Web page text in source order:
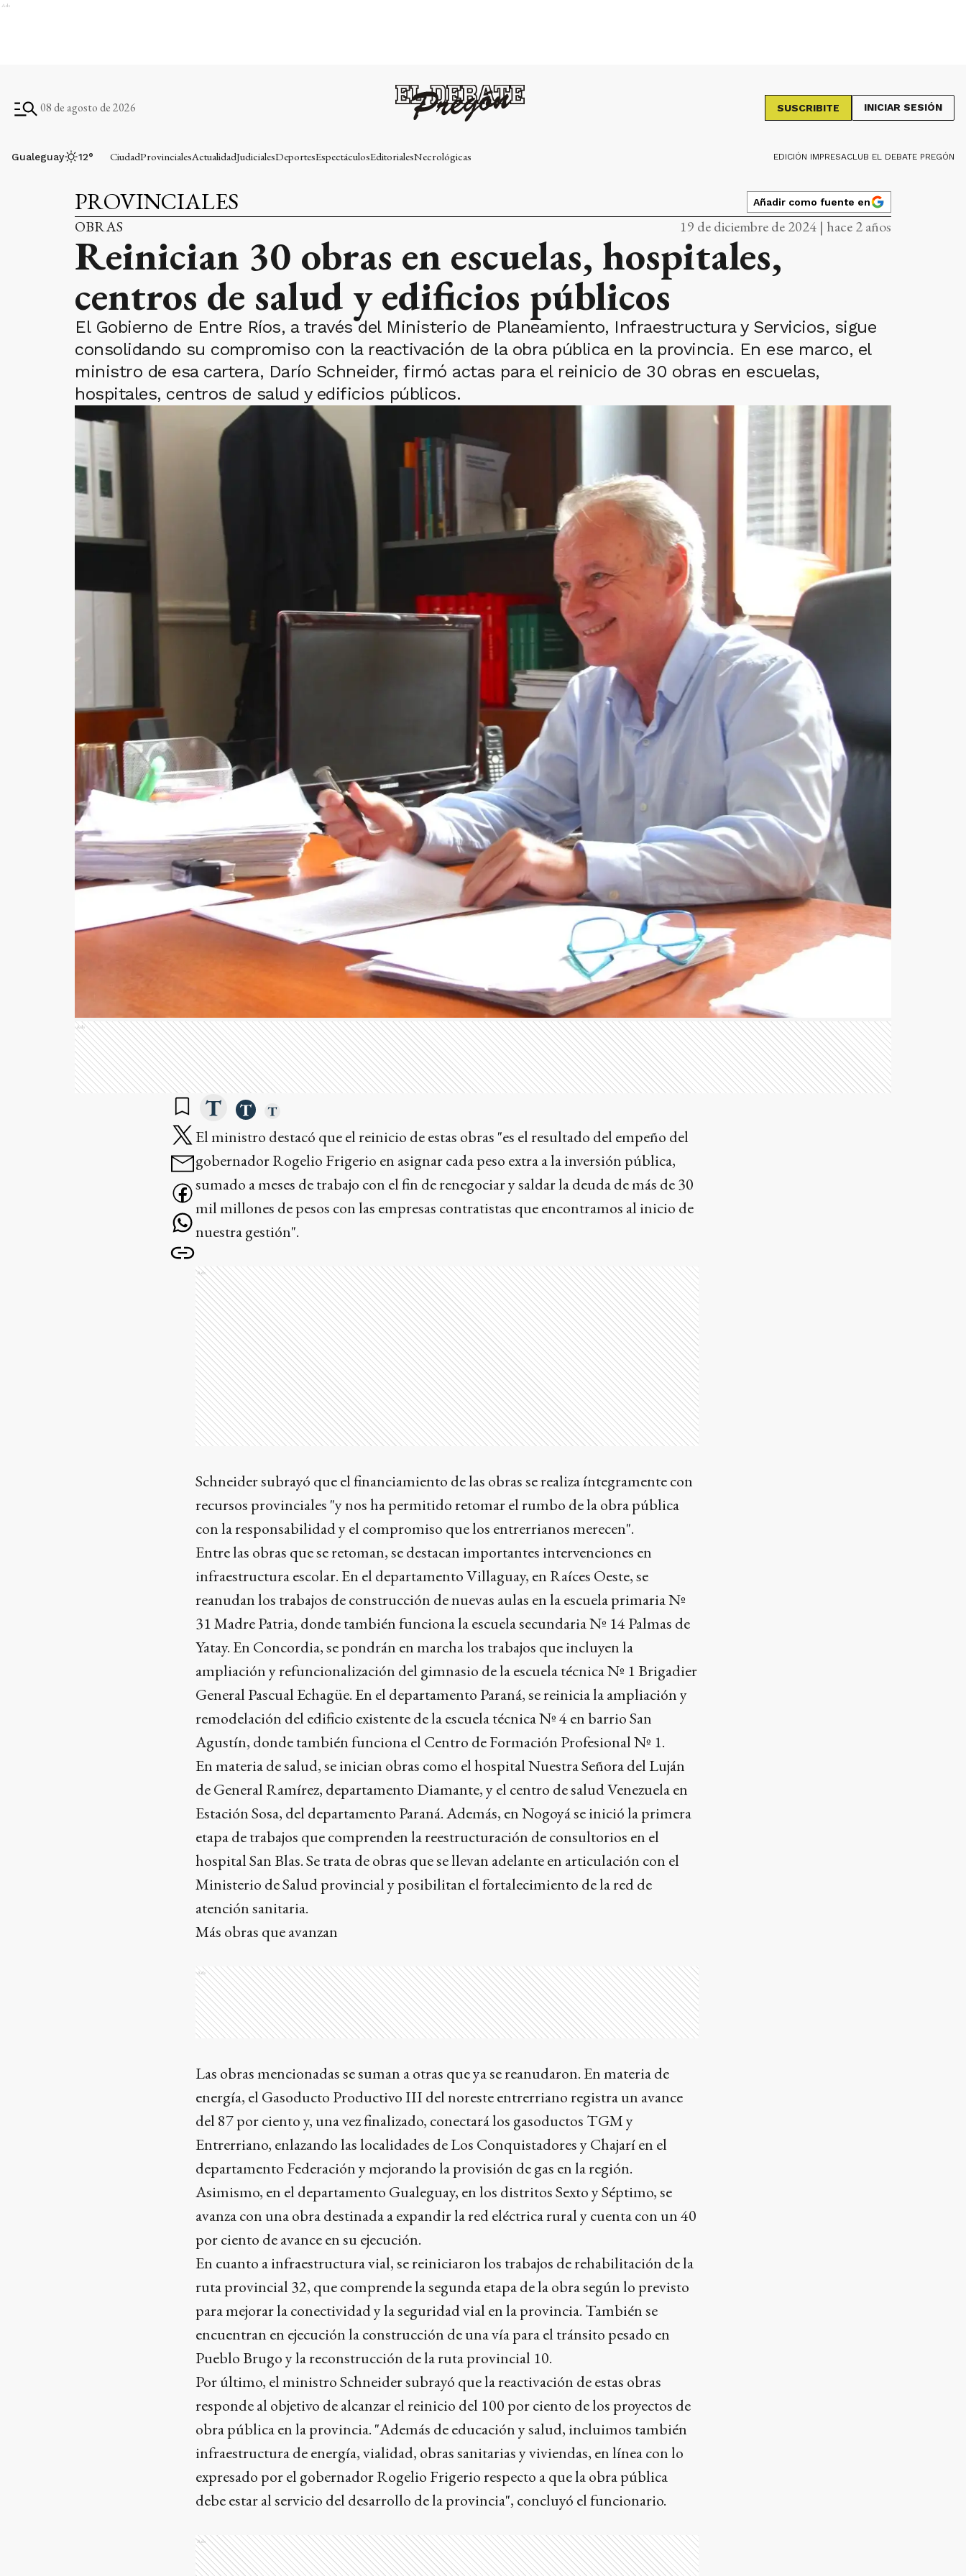
Ads
08 de agosto de 2026 SUSCRIBITE INICIAR SESIÓN
Gualeguay 12° CiudadProvincialesActualidadJudicialesDeportesEspectáculosEditorialesNecrológicas EDICIÓN IMPRESACLUB EL DEBATE PREGÓN
PROVINCIALES Añadir como fuente en
OBRAS 19 de diciembre de 2024 | hace 2 años
Reinician 30 obras en escuelas, hospitales,
centros de salud y edificios públicos
El Gobierno de Entre Ríos, a través del Ministerio de Planeamiento, Infraestructura y Servicios, sigue
consolidando su compromiso con la reactivación de la obra pública en la provincia. En ese marco, el
ministro de esa cartera, Darío Schneider, firmó actas para el reinicio de 30 obras en escuelas,
hospitales, centros de salud y edificios públicos.
Ads
El ministro destacó que el reinicio de estas obras "es el resultado del empeño del
gobernador Rogelio Frigerio en asignar cada peso extra a la inversión pública,
sumado a meses de trabajo con el fin de renegociar y saldar la deuda de más de 30
mil millones de pesos con las empresas contratistas que encontramos al inicio de
nuestra gestión".
Ads
Schneider subrayó que el financiamiento de las obras se realiza íntegramente con
recursos provinciales "y nos ha permitido retomar el rumbo de la obra pública
con la responsabilidad y el compromiso que los entrerrianos merecen".
Entre las obras que se retoman, se destacan importantes intervenciones en
infraestructura escolar. En el departamento Villaguay, en Raíces Oeste, se
reanudan los trabajos de construcción de nuevas aulas en la escuela primaria Nº
31 Madre Patria, donde también funciona la escuela secundaria Nº 14 Palmas de
Yatay. En Concordia, se pondrán en marcha los trabajos que incluyen la
ampliación y refuncionalización del gimnasio de la escuela técnica Nº 1 Brigadier
General Pascual Echagüe. En el departamento Paraná, se reinicia la ampliación y
remodelación del edificio existente de la escuela técnica Nº 4 en barrio San
Agustín, donde también funciona el Centro de Formación Profesional Nº 1.
En materia de salud, se inician obras como el hospital Nuestra Señora del Luján
de General Ramírez, departamento Diamante, y el centro de salud Venezuela en
Estación Sosa, del departamento Paraná. Además, en Nogoyá se inició la primera
etapa de trabajos que comprenden la reestructuración de consultorios en el
hospital San Blas. Se trata de obras que se llevan adelante en articulación con el
Ministerio de Salud provincial y posibilitan el fortalecimiento de la red de
atención sanitaria.
Más obras que avanzan
Ads
Las obras mencionadas se suman a otras que ya se reanudaron. En materia de
energía, el Gasoducto Productivo III del noreste entrerriano registra un avance
del 87 por ciento y, una vez finalizado, conectará los gasoductos TGM y
Entrerriano, enlazando las localidades de Los Conquistadores y Chajarí en el
departamento Federación y mejorando la provisión de gas en la región.
Asimismo, en el departamento Gualeguay, en los distritos Sexto y Séptimo, se
avanza con una obra destinada a expandir la red eléctrica rural y cuenta con un 40
por ciento de avance en su ejecución.
En cuanto a infraestructura vial, se reiniciaron los trabajos de rehabilitación de la
ruta provincial 32, que comprende la segunda etapa de la obra según lo previsto
para mejorar la conectividad y la seguridad vial en la provincia. También se
encuentran en ejecución la construcción de una vía para el tránsito pesado en
Pueblo Brugo y la reconstrucción de la ruta provincial 10.
Por último, el ministro Schneider subrayó que la reactivación de estas obras
responde al objetivo de alcanzar el reinicio del 100 por ciento de los proyectos de
obra pública en la provincia. "Además de educación y salud, incluimos también
infraestructura de energía, vialidad, obras sanitarias y viviendas, en línea con lo
expresado por el gobernador Rogelio Frigerio respecto a que la obra pública
debe estar al servicio del desarrollo de la provincia", concluyó el funcionario.
Ads